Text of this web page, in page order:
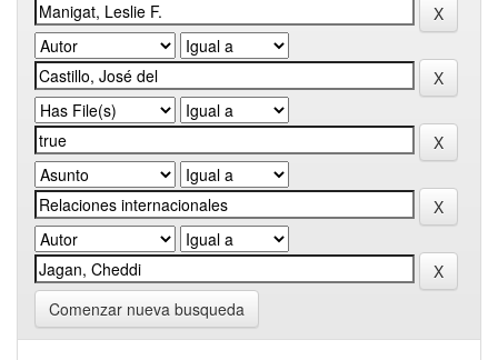
Comenzar nueva busqueda